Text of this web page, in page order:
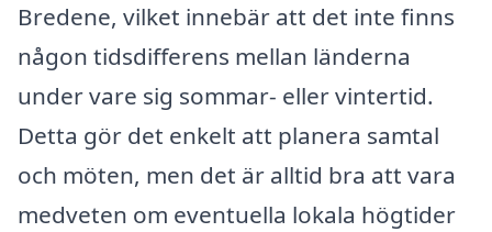
Bredene, vilket innebär att det inte finns
någon tidsdifferens mellan länderna
under vare sig sommar- eller vintertid.
Detta gör det enkelt att planera samtal
och möten, men det är alltid bra att vara
medveten om eventuella lokala högtider